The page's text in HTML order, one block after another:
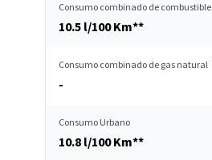
Consumo combinado de combustible
10.5 l/100 Km**
Consumo combinado de gas natural
-
Consumo Urbano
10.8 l/100 Km**